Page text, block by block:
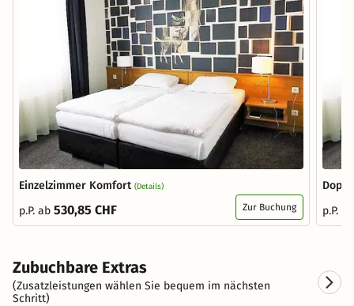
Einzelzimmer Komfort (Details)
p.P. ab 530,85 CHF Zur Buchung
p.P.
Zubuchbare Extras
(Zusatzleistungen wählen Sie bequem im nächsten
Schritt)